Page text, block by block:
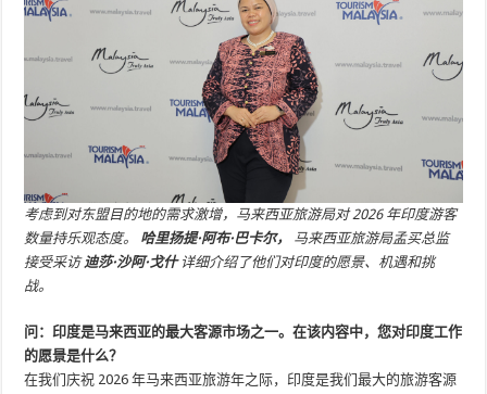
考虑到对东盟目的地的需求激增，马来西亚旅游局对 2026 年印度游客
数量持乐观态度。 哈里扬提·阿布·巴卡尔，
马来西亚旅游局孟买总监
接受采访迪莎·沙阿·戈什详细介绍了他们对印度的愿景、机遇和挑
战。
问：印度是马来西亚的最大客源市场之一。在该内容中，您对印度工作
的愿景是什么？
在我们庆祝 2026 年马来西亚旅游年之际，印度是我们最大的旅游客源